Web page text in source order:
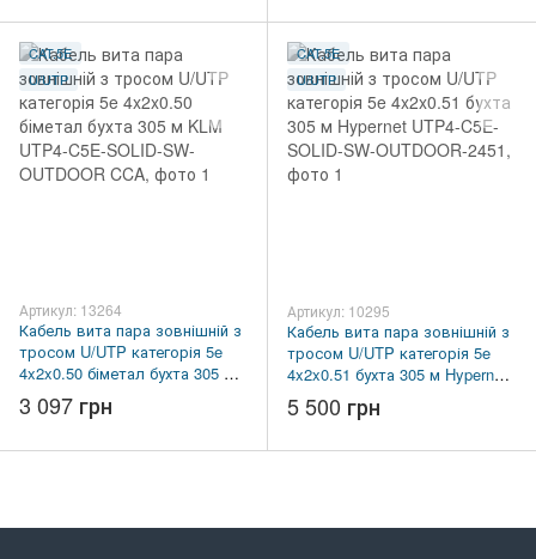
CAT.5E
U/UTP
Артикул: 13264
Кабель вита пара зовнішній з
тросом U/UTP категорія 5e
4x2x0.50 біметал бухта 305 м
KLM UTP4-C5E-SOLID-SW-
OUTDOOR CCA
3 097 грн
CAT.5E
U/UTP
Артикул: 10295
Кабель вита пара зовнішній з
тросом U/UTP категорія 5e
4x2x0.51 бухта 305 м Hypernet
UTP4-C5E-SOLID-SW-
OUTDOOR-2451
5 500 грн